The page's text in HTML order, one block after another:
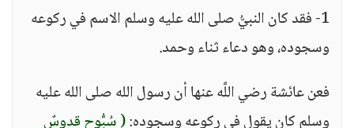
1- فقد كان النبيُّ صلى الله عليه وسلم الاسم في ركوعه
وسجوده، وهو دعاء ثناء وحمد.
فعن عائشة رضي اللَّه عنها أن رسول الله صلى الله عليه
وسلم كان يقول في ركوعه وسجوده:( سُبُّوح قدوسٌ